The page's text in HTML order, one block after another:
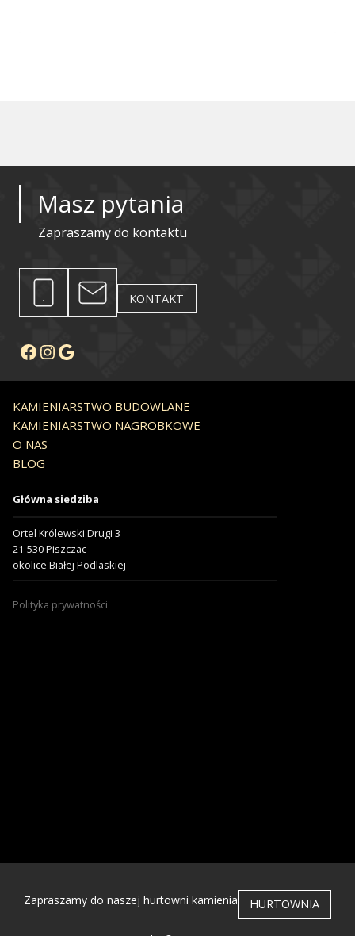
Masz pytania
Zapraszamy do kontaktu
KONTAKT
Facebook
Instagram
Google
KAMIENIARSTWO BUDOWLANE
KAMIENIARSTWO NAGROBKOWE
O NAS
BLOG
Główna siedziba
Ortel Królewski Drugi 3
21-530 Piszczac
okolice Białej Podlaskiej
Polityka prywatności
Zapraszamy do naszej hurtowni kamienia HURTOWNIA